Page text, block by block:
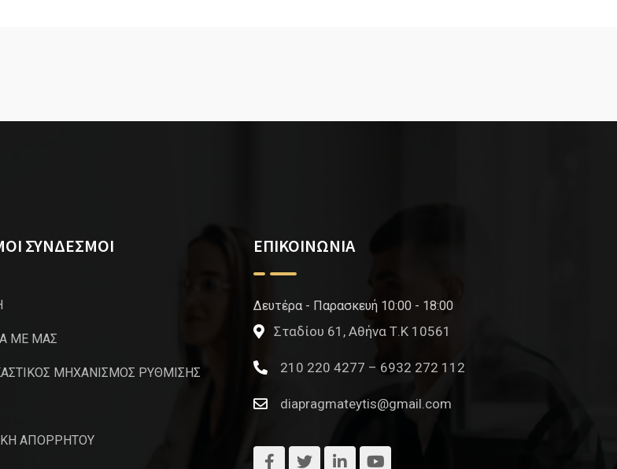
ΣΥΝΔΕΣΜΟΙ
ΜΕ ΜΑΣ
ΜΗΧΑΝΙΣΜΟΣ ΡΥΘΜΙΣΗΣ
ΑΠΟΡΡΗΤΟΥ
ΕΠΙΚΟΙΝΩΝΙΑ
Δευτέρα - Παρασκευή 10:00 - 18:00
Σταδίου 61, Αθήνα Τ.Κ 10561
210 220 4277 – 6932 272 112
diapragmateytis@gmail.com